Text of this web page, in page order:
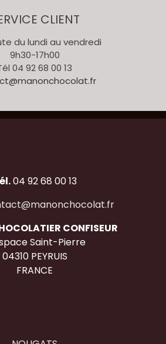
CLIENT
du lundi au vendredi
9h30-17h00
04 92 68 00 13
04 92 68 00 13
CONFISEUR
Saint-Pierre
04310 PEYRUIS
FRANCE